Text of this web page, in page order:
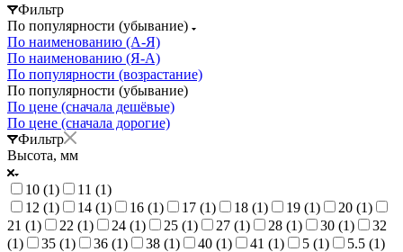
Фильтр
По популярности (убывание)
По наименованию (А-Я)
По наименованию (Я-А)
По популярности (возрастание)
По популярности (убывание)
По цене (сначала дешёвые)
По цене (сначала дорогие)
Фильтр
Высота, мм
10 (1) 11 (1)
12 (1) 14 (1) 16 (1) 17 (1) 18 (1) 19 (1) 20 (1)
21 (1) 22 (1) 24 (1) 25 (1) 27 (1) 28 (1) 30 (1)
32
(1) 35 (1) 36 (1) 38 (1) 40 (1) 41 (1) 5 (1) 5.5 (1)